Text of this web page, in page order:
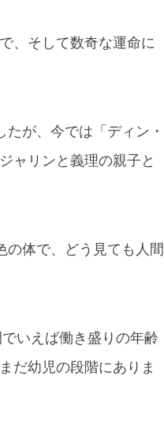
、そして数奇な運命に
が、今では「ディン・
ャリンと義理の親子と
の体で、どう見ても人間
いえば働き盛りの年齢
だ幼児の段階にありま